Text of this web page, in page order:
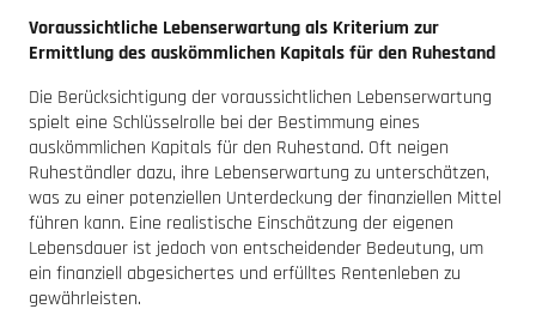
Voraussichtliche Lebenserwartung als Kriterium zur
Ermittlung des auskömmlichen Kapitals für den Ruhestand
Die Berücksichtigung der voraussichtlichen Lebenserwartung
spielt eine Schlüsselrolle bei der Bestimmung eines
auskömmlichen Kapitals für den Ruhestand. Oft neigen
Ruheständler dazu, ihre Lebenserwartung zu unterschätzen,
was zu einer potenziellen Unterdeckung der finanziellen Mittel
führen kann. Eine realistische Einschätzung der eigenen
Lebensdauer ist jedoch von entscheidender Bedeutung, um
ein finanziell abgesichertes und erfülltes Rentenleben zu
gewährleisten.